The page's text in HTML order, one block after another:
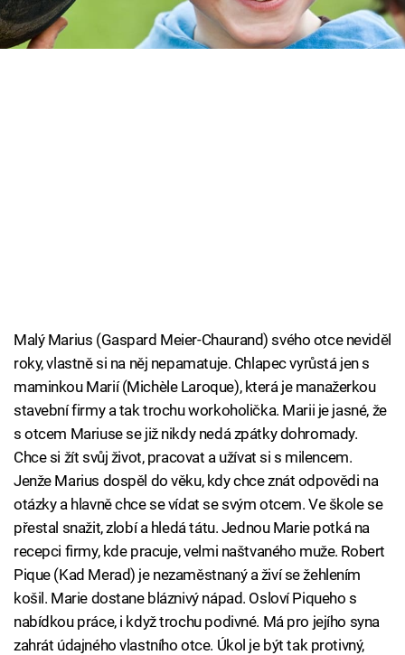
Cool Esport
v pondělí ve 20.00 na Prima MAX!
Malý Marius (Gaspard Meier-Chaurand) svého otce neviděl
roky, vlastně si na něj nepamatuje. Chlapec vyrůstá jen s
maminkou Marií (Michèle Laroque), která je manažerkou
stavební firmy a tak trochu workoholička. Marii je jasné, že
s otcem Mariuse se již nikdy nedá zpátky dohromady.
Chce si žít svůj život, pracovat a užívat si s milencem.
Jenže Marius dospěl do věku, kdy chce znát odpovědi na
otázky a hlavně chce se vídat se svým otcem. Ve škole se
přestal snažit, zlobí a hledá tátu. Jednou Marie potká na
recepci firmy, kde pracuje, velmi naštvaného muže. Robert
Pique (Kad Merad) je nezaměstnaný a živí se žehlením
košil. Marie dostane bláznivý nápad. Osloví Piqueho s
nabídkou práce, i když trochu podivné. Má pro jejího syna
zahrát údajného vlastního otce. Úkol je být tak protivný,